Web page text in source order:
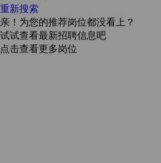
重新搜索
亲！为您的推荐岗位都没看上？
试试查看最新招聘信息吧
点击查看更多岗位